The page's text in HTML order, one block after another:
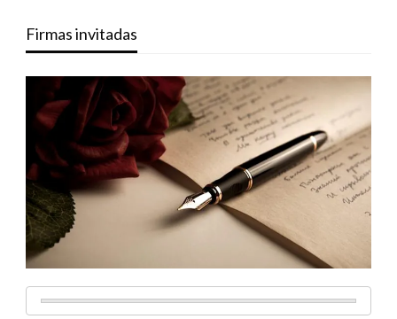
Firmas invitadas